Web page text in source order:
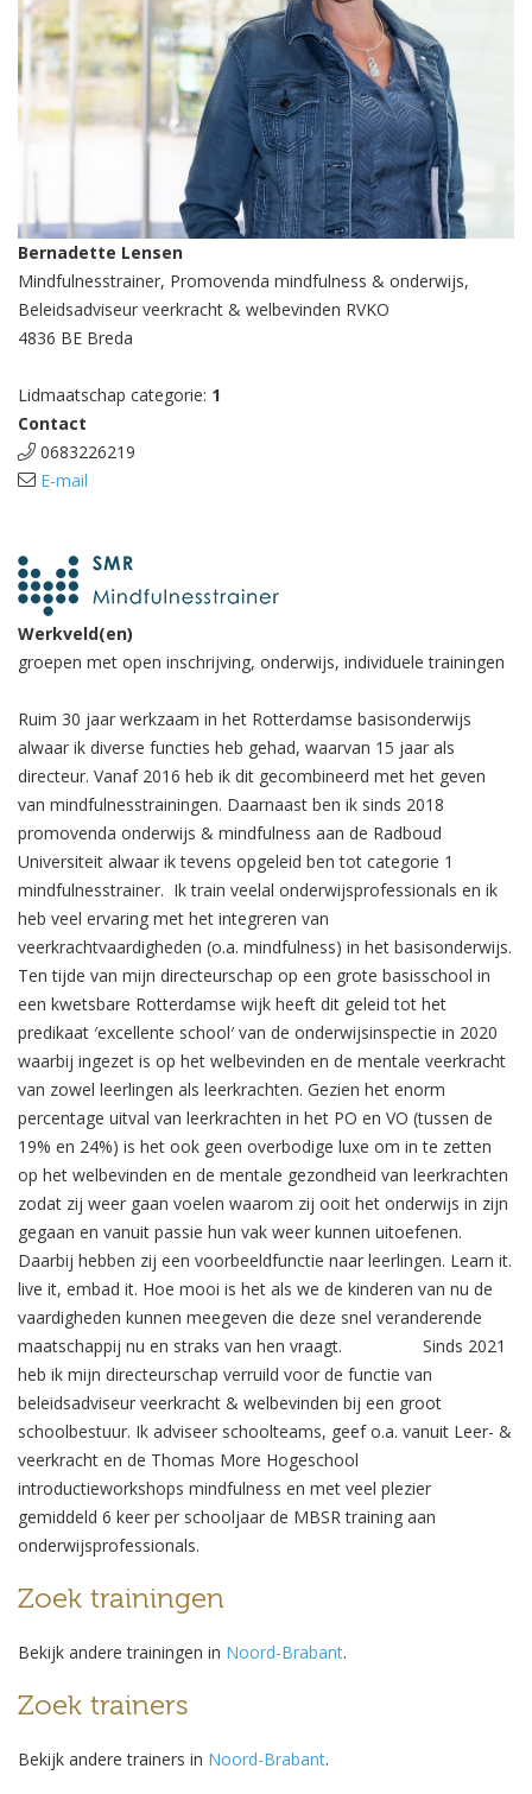
Bernadette Lensen
Mindfulnesstrainer, Promovenda mindfulness & onderwijs,
Beleidsadviseur veerkracht & welbevinden RVKO
4836 BE Breda
Lidmaatschap categorie: 1
Contact
0683226219
E-mail
Werkveld(en)
groepen met open inschrijving, onderwijs, individuele trainingen
Ruim 30 jaar werkzaam in het Rotterdamse basisonderwijs
alwaar ik diverse functies heb gehad, waarvan 15 jaar als
directeur. Vanaf 2016 heb ik dit gecombineerd met het geven
van mindfulnesstrainingen. Daarnaast ben ik sinds 2018
promovenda onderwijs & mindfulness aan de Radboud
Universiteit alwaar ik tevens opgeleid ben tot categorie 1
mindfulnesstrainer. Ik train veelal onderwijsprofessionals en ik
heb veel ervaring met het integreren van
veerkrachtvaardigheden (o.a. mindfulness) in het basisonderwijs.
Ten tijde van mijn directeurschap op een grote basisschool in
een kwetsbare Rotterdamse wijk heeft dit geleid tot het
predikaat ′excellente school′ van de onderwijsinspectie in 2020
waarbij ingezet is op het welbevinden en de mentale veerkracht
van zowel leerlingen als leerkrachten. Gezien het enorm
percentage uitval van leerkrachten in het PO en VO (tussen de
19% en 24%) is het ook geen overbodige luxe om in te zetten
op het welbevinden en de mentale gezondheid van leerkrachten
zodat zij weer gaan voelen waarom zij ooit het onderwijs in zijn
gegaan en vanuit passie hun vak weer kunnen uitoefenen.
Daarbij hebben zij een voorbeeldfunctie naar leerlingen. Learn it.
live it, embad it. Hoe mooi is het als we de kinderen van nu de
vaardigheden kunnen meegeven die deze snel veranderende
maatschappij nu en straks van hen vraagt. Sinds 2021
heb ik mijn directeurschap verruild voor de functie van
beleidsadviseur veerkracht & welbevinden bij een groot
schoolbestuur. Ik adviseer schoolteams, geef o.a. vanuit Leer- &
veerkracht en de Thomas More Hogeschool
introductieworkshops mindfulness en met veel plezier
gemiddeld 6 keer per schooljaar de MBSR training aan
onderwijsprofessionals.
Zoek trainingen
Bekijk andere trainingen in Noord-Brabant.
Zoek trainers
Bekijk andere trainers in Noord-Brabant.